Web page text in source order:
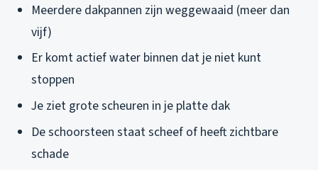
Meerdere dakpannen zijn weggewaaid (meer dan
vijf)
Er komt actief water binnen dat je niet kunt
stoppen
Je ziet grote scheuren in je platte dak
De schoorsteen staat scheef of heeft zichtbare
schade